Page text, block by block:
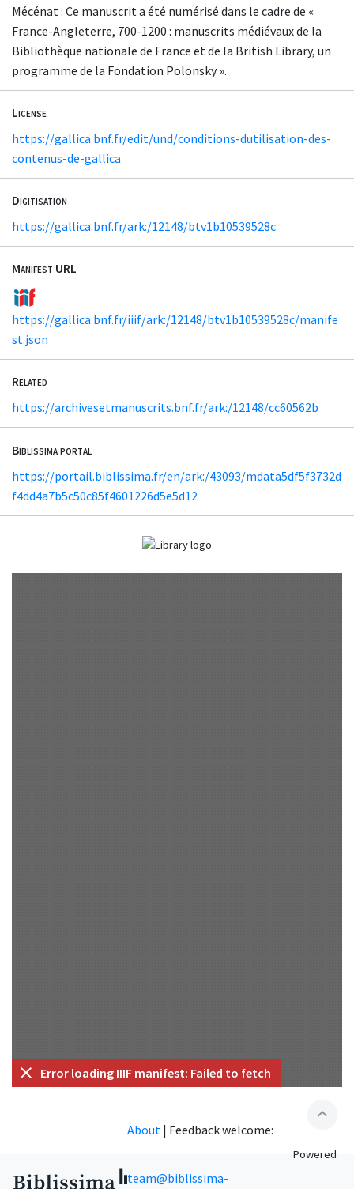
Mécénat : Ce manuscrit a été numérisé dans le cadre de «
France-Angleterre, 700-1200 : manuscrits médiévaux de la
Bibliothèque nationale de France et de la British Library, un
programme de la Fondation Polonsky ».
License
https://gallica.bnf.fr/edit/und/conditions-dutilisation-des-
contenus-de-gallica
Digitisation
https://gallica.bnf.fr/ark:/12148/btv1b10539528c
Manifest URL
https://gallica.bnf.fr/iiif/ark:/12148/btv1b10539528c/manife
st.json
Related
https://archivesetmanuscrits.bnf.fr/ark:/12148/cc60562b
Biblissima portal
https://portail.biblissima.fr/en/ark:/43093/mdata5df5f3732d
f4dd4a7b5c50c85f4601226d5e5d12
Error loading IIIF manifest: Failed to fetch
expand_less
About | Feedback welcome:
team@biblissima-
Powered